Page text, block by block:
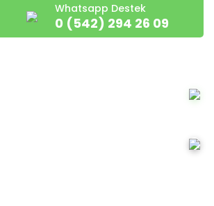
Whatsapp Destek
0 (542) 294 26 09